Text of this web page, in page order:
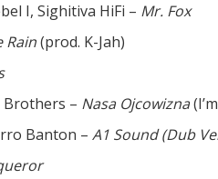
I, Sighitiva HiFi – Mr. Fox
Rain(prod. K-Jah)
– Nasa Ojcowizna
Banton –A1 Sound (Dub